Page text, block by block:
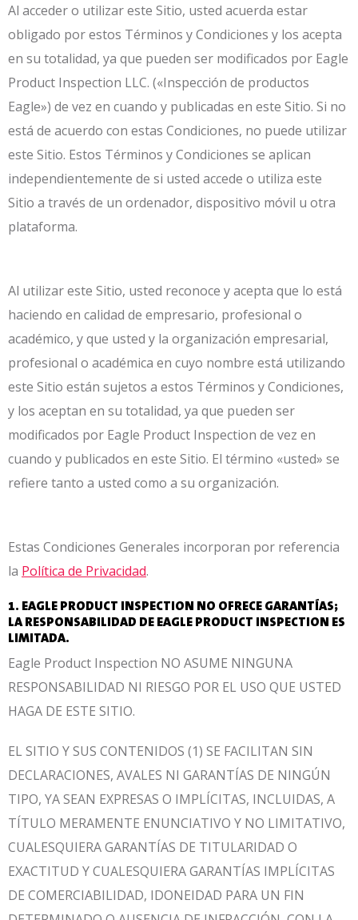
Al acceder o utilizar este Sitio, usted acuerda estar
obligado por estos Términos y Condiciones y los acepta
en su totalidad, ya que pueden ser modificados por Eagle
Product Inspection LLC. («Inspección de productos
Eagle») de vez en cuando y publicadas en este Sitio. Si no
está de acuerdo con estas Condiciones, no puede utilizar
este Sitio. Estos Términos y Condiciones se aplican
independientemente de si usted accede o utiliza este
Sitio a través de un ordenador, dispositivo móvil u otra
plataforma.
Al utilizar este Sitio, usted reconoce y acepta que lo está
haciendo en calidad de empresario, profesional o
académico, y que usted y la organización empresarial,
profesional o académica en cuyo nombre está utilizando
este Sitio están sujetos a estos Términos y Condiciones,
y los aceptan en su totalidad, ya que pueden ser
modificados por Eagle Product Inspection de vez en
cuando y publicados en este Sitio. El término «usted» se
refiere tanto a usted como a su organización.
Estas Condiciones Generales incorporan por referencia
la Política de Privacidad.
1. EAGLE PRODUCT INSPECTION NO OFRECE GARANTÍAS;
LA RESPONSABILIDAD DE EAGLE PRODUCT INSPECTION ES
LIMITADA.
Eagle Product Inspection NO ASUME NINGUNA
RESPONSABILIDAD NI RIESGO POR EL USO QUE USTED
HAGA DE ESTE SITIO.
EL SITIO Y SUS CONTENIDOS (1) SE FACILITAN SIN
DECLARACIONES, AVALES NI GARANTÍAS DE NINGÚN
TIPO, YA SEAN EXPRESAS O IMPLÍCITAS, INCLUIDAS, A
TÍTULO MERAMENTE ENUNCIATIVO Y NO LIMITATIVO,
CUALESQUIERA GARANTÍAS DE TITULARIDAD O
EXACTITUD Y CUALESQUIERA GARANTÍAS IMPLÍCITAS
DE COMERCIABILIDAD, IDONEIDAD PARA UN FIN